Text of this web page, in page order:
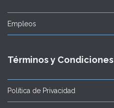
Empleos
Términos y Condiciones
Política de Privacidad